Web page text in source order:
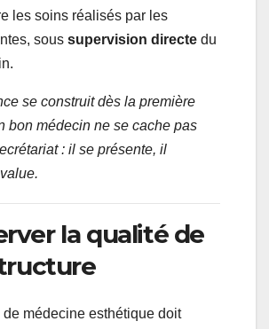
les soins réalisés par les
sous supervision directe du
se construit dès la première
bon médecin ne se cache pas
: il se présente, il
la qualité de
médecine esthétique doit